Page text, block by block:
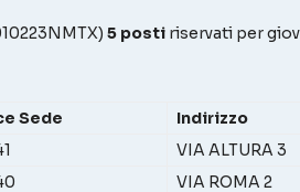
5 posti riservati per
Sede Indirizzo
VIA ALTURA 3
VIA ROMA 2